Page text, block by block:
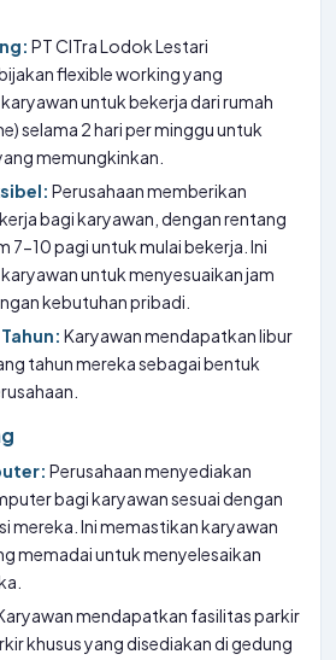
PT CITra Lodok Lestari
flexible working yang
untuk bekerja dari rumah
selama 2 hari per minggu untuk
memungkinkan.
Perusahaan memberikan
bagi karyawan, dengan rentang
7-10 pagi untuk mulai bekerja. Ini
untuk menyesuaikan jam
kebutuhan pribadi.
Karyawan mendapatkan libur
tahun mereka sebagai bentuk
Perusahaan menyediakan
bagi karyawan sesuai dengan
mereka. Ini memastikan karyawan
memadai untuk menyelesaikan
mendapatkan fasilitas parkir
khusus yang disediakan di gedung